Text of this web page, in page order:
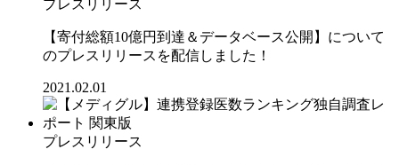
プレスリリース
【寄付総額10億円到達＆データベース公開】について
のプレスリリースを配信しました！
2021.02.01
プレスリリース